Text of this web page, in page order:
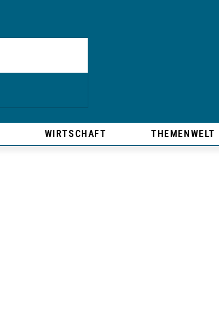
WIRTSCHAFT THEMENWELT